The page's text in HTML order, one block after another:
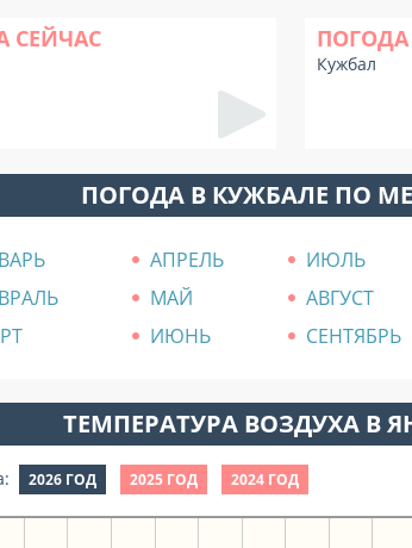
СЕЙЧАС
Кужбал
ПОГОДА В КУЖБАЛЕ ПО
АПРЕЛЬ ИЮЛЬ
МАЙ АВГУСТ
ИЮНЬ СЕНТЯБРЬ
ТЕМПЕРАТУРА ВОЗДУХА В
2026 ГОД 2025 ГОД 2024 ГОД